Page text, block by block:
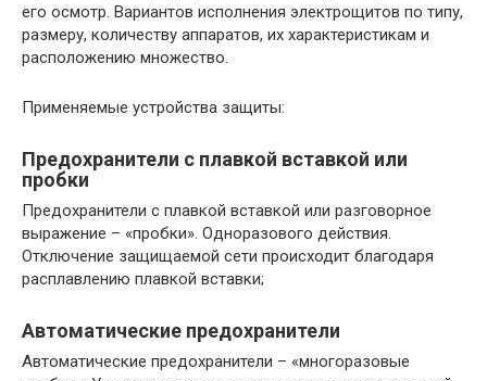
его осмотр. Вариантов исполнения электрощитов по типу,
размеру, количеству аппаратов, их характеристикам и
расположению множество.
Применяемые устройства защиты:
Предохранители с плавкой вставкой или
пробки
Предохранители с плавкой вставкой или разговорное
выражение – «пробки». Одноразового действия.
Отключение защищаемой сети происходит благодаря
расплавлению плавкой вставки;
Автоматические предохранители
Автоматические предохранители – «многоразовые